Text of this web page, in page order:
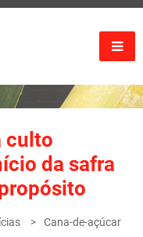
culto
da safra
Cana-de-açúcar